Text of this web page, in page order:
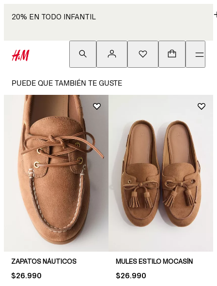
20% EN TODO INFANTIL
PUEDE QUE TAMBIÉN TE GUSTE
ZAPATOS NÁUTICOS
PRICE:
$26.990
MULES ESTILO MOCASÍN
PRICE:
$26.990